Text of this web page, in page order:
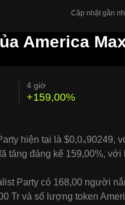
Cập nhật gần
America
4 giờ
+159,00%
hiện tại là $0,0₄90249,
tăng đáng kể 159,00%,
Party có 168,00 người
Tr và số lượng token